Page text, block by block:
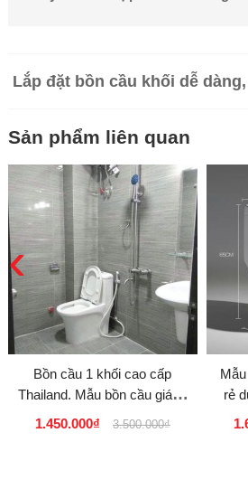
Lắp đặt bồn cầu khối dễ
Sản phẩm liên quan
Bồn cầu 1 khối cao cấp
Thailand. Mẫu bồn cầu giá rẻ
dưới 2 triệu
1.450.000₫ 3.500.000₫
rẻ
‹